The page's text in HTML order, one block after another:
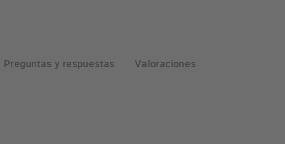
Preguntas y respuestas Valoraciones